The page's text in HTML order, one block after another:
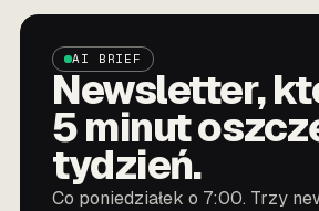
AI BRIEF
Newsletter,
5 minut
tydzień.
Co poniedziałek o 7:00. Trzy